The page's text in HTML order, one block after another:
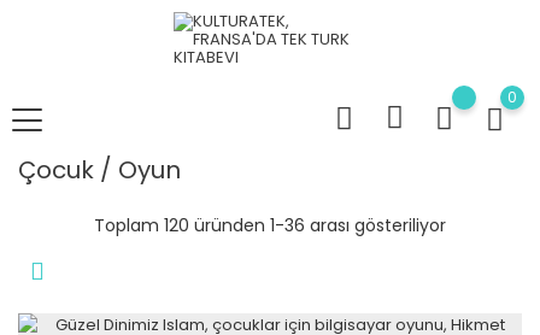
0
Çocuk / Oyun
Toplam 120 üründen 1-36 arası gösteriliyor